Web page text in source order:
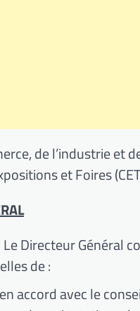
de l’industrie et
et Foires
Le Directeur Général
de :
accord avec le